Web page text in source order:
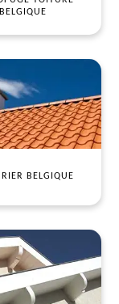
BELGIQUE
BELGIQUE